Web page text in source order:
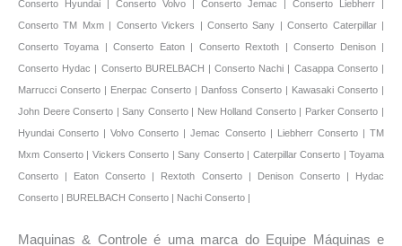
Maquinas & Controle é uma marca do Equipe Máquinas e